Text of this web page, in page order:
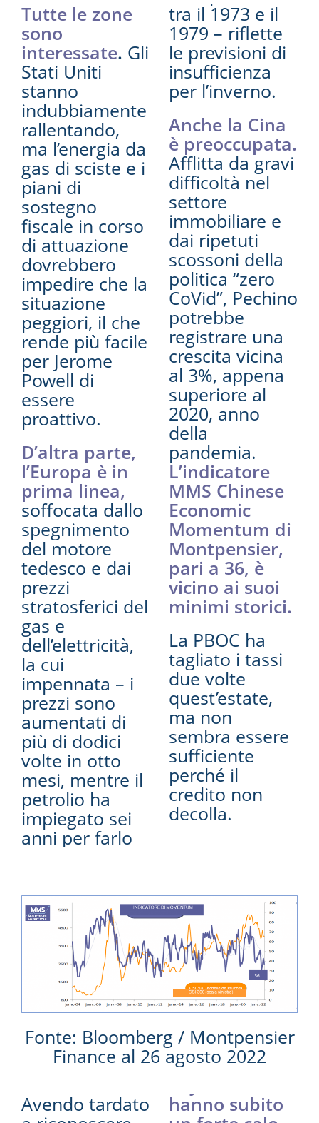
Tutte le zone
sono
interessate. Gli
Stati Uniti
stanno
indubbiamente
rallentando,
ma l’energia da
gas di sciste e i
piani di
sostegno
fiscale in corso
di attuazione
dovrebbero
impedire che la
situazione
peggiori, il che
rende più facile
per Jerome
Powell di
essere
proattivo.
D’altra parte,
l’Europa è in
prima linea,
soffocata dallo
spegnimento
del motore
tedesco e dai
prezzi
stratosferici del
gas e
dell’elettricità,
la cui
impennata – i
prezzi sono
aumentati di
più di dodici
volte in otto
mesi, mentre il
petrolio ha
impiegato sei
anni per farlo
tra il 1973 e il
1979 – riflette
le previsioni di
insufficienza
per l’inverno.
Anche la Cina
è preoccupata.
Afflitta da gravi
difficoltà nel
settore
immobiliare e
dai ripetuti
scossoni della
politica “zero
CoVid”, Pechino
potrebbe
registrare una
crescita vicina
al 3%, appena
superiore al
2020, anno
della
pandemia.
L’indicatore
MMS Chinese
Economic
Momentum di
Montpensier,
pari a 36, è
vicino ai suoi
minimi storici.
La PBOC ha
tagliato i tassi
due volte
quest’estate,
ma non
sembra essere
sufficiente
perché il
credito non
decolla.
Fonte: Bloomberg / Montpensier
Finance al 26 agosto 2022
Avendo tardato
hanno subito